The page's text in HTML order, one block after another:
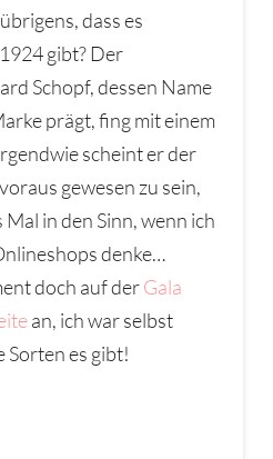
dass es
gibt? Der
Schopf, dessen Name
prägt, fing mit einem
scheint er der
gewesen zu sein,
in den Sinn, wenn ich
denke…
doch auf derGala
an, ich war selbst
Sorten es gibt!